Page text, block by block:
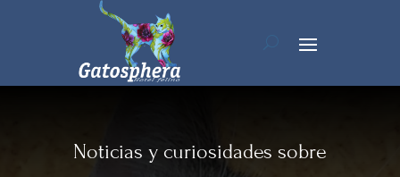
Noticias y curiosidades sobre